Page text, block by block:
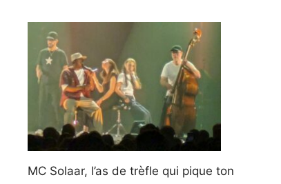
MC Solaar, l’as de trèfle qui pique ton